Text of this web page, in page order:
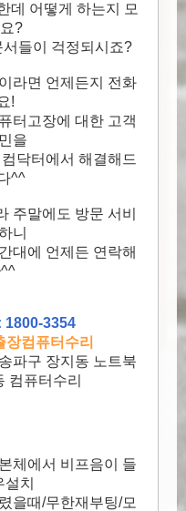
데 어떻게 하는지 모
?
들이 걱정되시죠?
라면 언제든지 전화
!
터고장에 대한 고객
을
닥터에서 해결해드
^^
주말에도 방문 서비
니
대에 언제든 연락해
1800-3354
장컴퓨터수리
파구 장지동 노트북
컴퓨터수리
체에서 비프음이 들
치
을때/무한재부팅/모